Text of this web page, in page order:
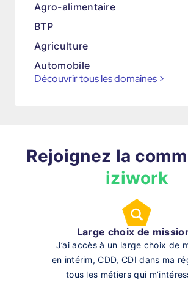
Agro-alimentaire
BTP
Agriculture
Automobile
Découvrir tous les domaines >
Rejoignez la
iziwork
Large choix de
J’ai accès à un large choix de
en intérim, CDD, CDI dans ma
tous les métiers qui